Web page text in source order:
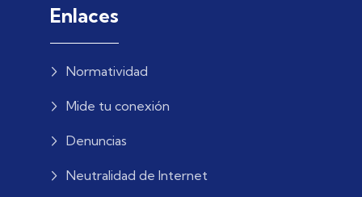
Enlaces
Normatividad
Mide tu conexión
Denuncias
Neutralidad de Internet